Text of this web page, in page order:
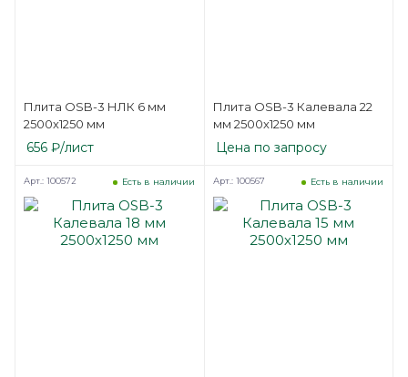
Плита OSB-3 НЛК 6 мм
2500х1250 мм
656 ₽/лист
Плита OSB-3 Калевала 22
мм 2500х1250 мм
Цена по запросу
Есть в наличии
Арт.: 100572 Есть в наличии
Арт.: 100567